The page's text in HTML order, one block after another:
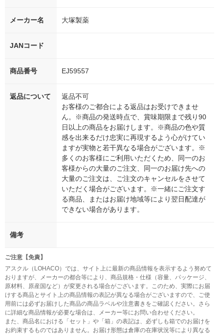
メーカー名 大塚製薬
JANコード
商品番号 EJ59557
返品について
返品不可
お客様のご都合による返品はお受けできませ
ん。※商品の発送時点で、賞味期限まで残り90
日以上の商品をお届けします。※商品の色や質
感を出来るだけ忠実に再現するよう心がけてい
ますが実物と若干異なる場合がございます。※
多くのお客様にご利用いただくため、同一のお
客様からの大量のご注文、同一のお届け先への
大量のご注文は、ご注文のキャンセルをさせて
いただく場合がございます。※一緒にご注文す
る商品、またはお届け地域等により翌日配達が
できない場合があります。
備考
ご注意【免責】
アスクル（LOHACO）では、サイト上に最新の商品情報を表示するよう努めて
おりますが、メーカーの都合等により、商品規格・仕様（容量、パッケージ、
原材料、原産国など）が変更される場合がございます。このため、実際にお届
けする商品とサイト上の商品情報の表記が異なる場合がございますので、ご使
用前には必ずお届けした商品の商品ラベルや注意書きをご確認ください。さら
に詳細な商品情報が必要な場合は、メーカー等にお問い合わせください。
また、商品名における「セット」や「箱」の表記は、必ずしも箱でのお届けを
お約束するものではありません。お届け形態は倉庫の在庫状況等により異なる